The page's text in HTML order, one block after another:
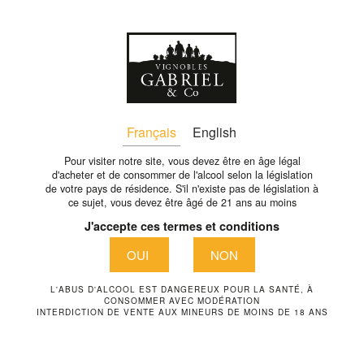
4_COLLABORATION
Français English
Pour visiter notre site, vous devez être en âge légal
d'acheter et de consommer de l'alcool selon la législation
de votre pays de résidence. S'il n'existe pas de législation à
ce sujet, vous devez être âgé de 21 ans au moins
J'accepte ces termes et conditions
OUI NON
L'ABUS D'ALCOOL EST DANGEREUX POUR LA SANTÉ, À
CONSOMMER AVEC MODÉRATION
INTERDICTION DE VENTE AUX MINEURS DE MOINS DE 18 ANS